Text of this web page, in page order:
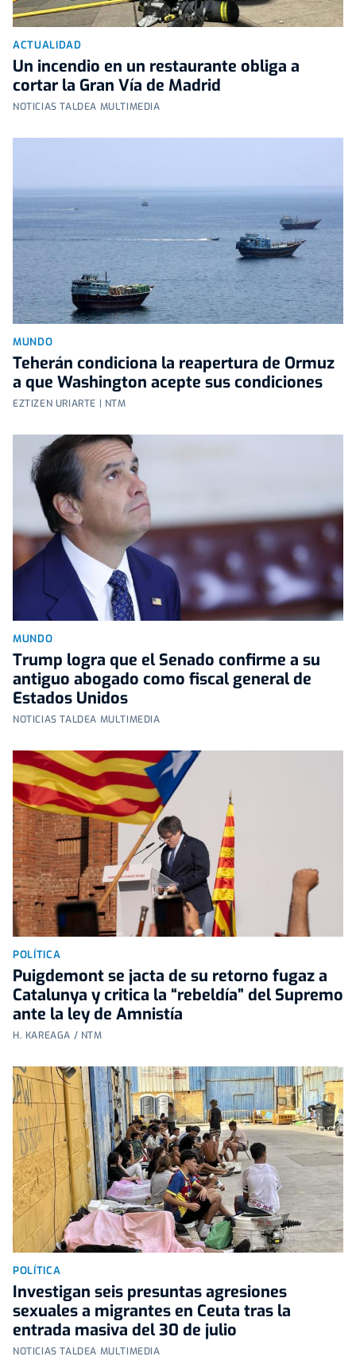
ACTUALIDAD
Un incendio en un restaurante obliga a
cortar la Gran Vía de Madrid
NOTICIAS TALDEA MULTIMEDIA
MUNDO
Teherán condiciona la reapertura de Ormuz
a que Washington acepte sus condiciones
EZTIZEN URIARTE | NTM
MUNDO
Trump logra que el Senado confirme a su
antiguo abogado como fiscal general de
Estados Unidos
NOTICIAS TALDEA MULTIMEDIA
POLÍTICA
Puigdemont se jacta de su retorno fugaz a
Catalunya y critica la “rebeldía” del Supremo
ante la ley de Amnistía
H. KAREAGA / NTM
POLÍTICA
Investigan seis presuntas agresiones
sexuales a migrantes en Ceuta tras la
entrada masiva del 30 de julio
NOTICIAS TALDEA MULTIMEDIA